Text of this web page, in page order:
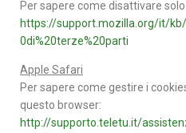
Per sapere come disattivare
https://support.mozilla.org/it/
0di%20terze%20parti
Apple Safari
Per sapere come gestire i
questo browser:
http://supporto.teletu.it/